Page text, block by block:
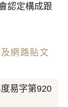
認定構成跟
網路貼文
易字第920